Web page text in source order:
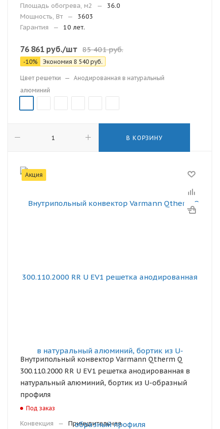
Площадь обогрева, м2
—
36.0
Мощность, Вт
—
3603
Гарантия
— 10 лет.
76 861 руб./шт 85 401руб.
-10% Экономия 8 540 руб.
Цвет решетки — Анодированная в натуральный
алюминий
В КОРЗИНУ
Акция
Внутрипольный конвектор Varmann Qtherm Q
300.110.2000 RR U EV1 решетка анодированная в
натуральный алюминий, бортик из U-образный
профиля
Под заказ
Конвекция —
Принудительная